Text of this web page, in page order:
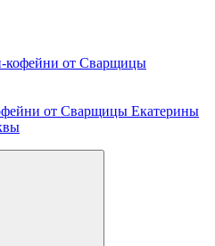
кофейни от Сварщицы
от Сварщицы Екатерины